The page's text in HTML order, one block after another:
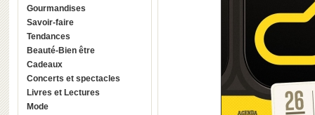
Gourmandises
Savoir-faire
Tendances
Beauté-Bien être
Cadeaux
Concerts et spectacles
Livres et Lectures
Mode